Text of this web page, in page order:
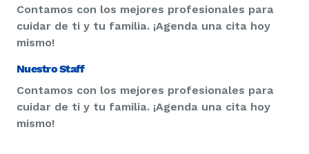
Contamos con los mejores profesionales para
cuidar de ti y tu familia. ¡Agenda una cita hoy
mismo!
Nuestro Staff
Contamos con los mejores profesionales para
cuidar de ti y tu familia. ¡Agenda una cita hoy
mismo!